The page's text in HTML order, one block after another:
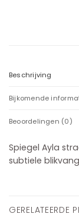
Beschrijving
Bijkomende
Beoordelingen (0)
Spiegel Ayla
subtiele
GERELATEERDE